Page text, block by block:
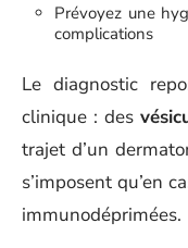
Prévoyez une
complications
Le diagnostic
clinique : des
trajet d’un
s’imposent qu’en
immunodéprimées.